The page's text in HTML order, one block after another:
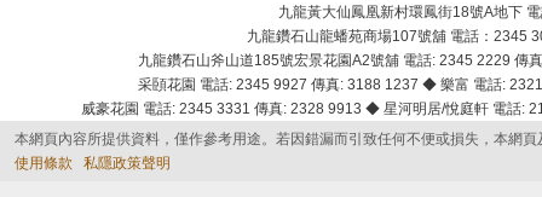
九龍黃大仙鳳凰新村環鳳街18號A地下
九龍鑽石山龍蟠苑商場107號舖 電話：2345
九龍鑽石山斧山道185號宏景花園A2號舖 電話: 2345 2229
采頣花園 電話: 2345 9927 傳真: 3188 1237 ◆ 樂富 電話:
威豪花園 電話: 2345 3331 傳真: 2328 9913 ◆ 星河明居/悅庭軒 電話
本網頁內容所提供資料，僅作參考用途。若因錯漏而引致任何不便或損失，本網
使用條款
私隱政策聲明